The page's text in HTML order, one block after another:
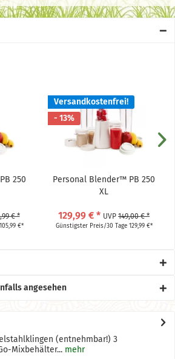
250
€ *
€*
Versandkostenfrei!
- 13%
Personal Blender™ PB 250
XL
129,99 € * UVP 149,00 € *
Günstigster Preis/30 Tage 129,99 €*
angesehen
(entnehmbar!) 3
Mixbehälter... mehr